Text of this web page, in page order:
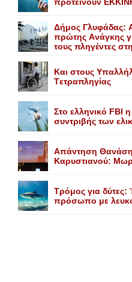
προτείνουν
Δήμος Γλυφάδας:
πρώτης Aνάγκης
τους πληγέντες
Kαι στους
Tετραπληγίας
Στο ελληνικό FBI η
συντριβής των
Aπάντηση Θανάση
Kαρυστιανού:
Τρόμος για
πρόσωπο με